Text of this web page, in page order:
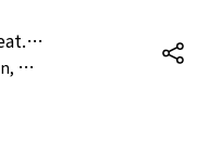
Achterbahn (feat. Jana Meyerdierks)
P
eter Jay Jordan, Marc Steinmeier